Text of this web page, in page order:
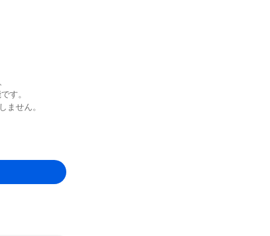
す。
ません。